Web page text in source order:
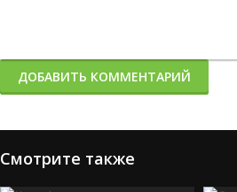
ДОБАВИТЬ КОММЕНТАРИЙ
Смотрите также